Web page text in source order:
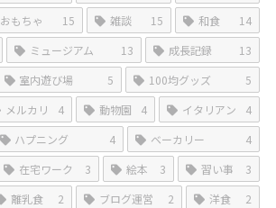
おもちゃ 15 雑談 15 和食
14
ミュージアム 13 成長記録
13
室内遊び場 5 100均グッズ
5
メルカリ 4 動物園 4 イタリアン
4
ハプニング 4 ベーカリー
4
在宅ワーク 3 絵本 3 習い事
3
離乳食 2 ブログ運営 2 洋食
2